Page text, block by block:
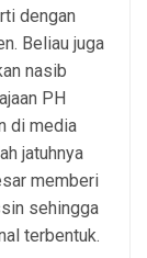
dengan
Beliau juga
nasib
PH
di media
jatuhnya
memberi
sehingga
terbentuk.